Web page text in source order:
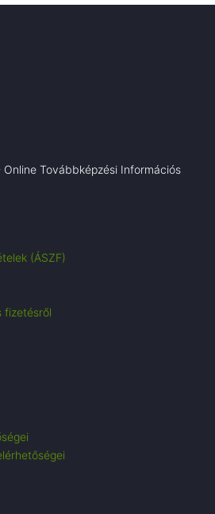
Továbbképzési Információs
(ÁSZF)
fizetésről